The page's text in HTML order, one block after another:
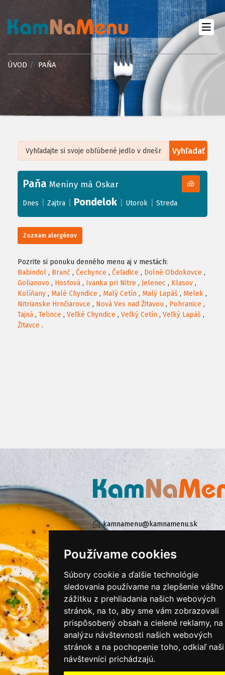
Používame cookies
Súbory cookie a ďalšie technológie
sledovania používame na zlepšenie vášho
zážitku z prehliadania našich webových
stránok, na to, aby sme vám zobrazovali
prispôsobený obsah a cielené reklamy, na
analýzu návštevnosti našich webových
stránok a na pochopenie toho, odkiaľ naši
návštevníci prichádzajú.
ÚVOD PAŇA
Vyhľadať
+
−
Leaflet| ©OpenStreetMap, Tiles courtesy ofHumanitarian OpenStreetMap
Paňa Meniny má Oskar
Dnes Zajtra Pondelok Utorok Streda
Zoznam alergénov
Pozrite si ponuku denného menu aj v mestách:
Babindol , Branč , Čechynce , Čeľadice , Dolné Obdokovce ,
Golianovo , Hosťová , Ivanka pri Nitre , Jelenec , Klasov ,
Kolíňany , Malé Chyndice , Malý Cetín , Malý Lapáš , Melek ,
Nitrianske Hrnčiarovce , Nová Ves nad Žitavou , Pohranice ,
Tajná , Telince , Veľké Chyndice , Veľký Cetín , Veľký Lapáš ,
Žitavce .
kamnamenu@kamnamenu.sk
KONTAKTUJTE NÁS
PRIHLÁSIŤ SA DO ZÁKAZNÍCKEJ ZÓNY
Všeobecné obchodné podmienky
Ochrana osobných údajov
Cookies